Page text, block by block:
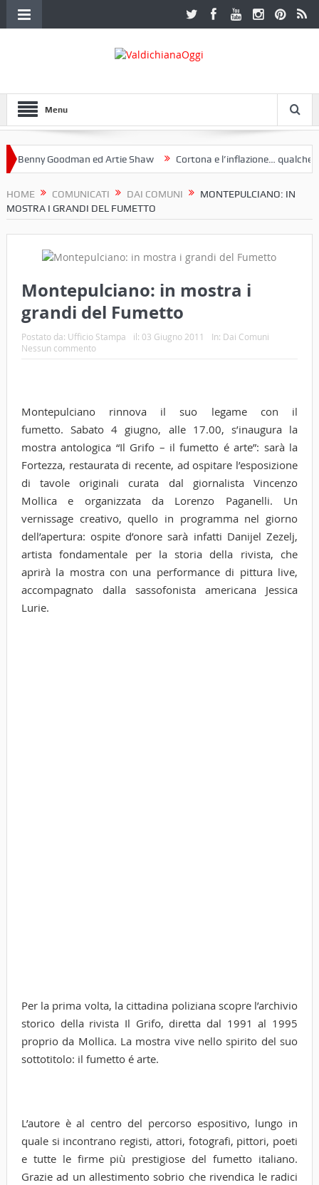
Menu
Goodman ed Artie Shaw Cortona e l’inflazione… qualche
HOME COMUNICATI DAI COMUNI
MONTEPULCIANO: IN
MOSTRA I GRANDI DEL FUMETTO
Montepulciano: in mostra i
grandi del Fumetto
Postato da: Ufficio Stampa il: 03 Giugno 2011 In: Dai Comuni
Nessun commento
Montepulciano rinnova il suo legame con il
fumetto. Sabato 4 giugno, alle 17.00, s’inaugura la
mostra antologica “Il Grifo – il fumetto é arte”: sarà la
Fortezza, restaurata di recente, ad ospitare l’esposizione
di tavole originali curata dal giornalista Vincenzo
Mollica e organizzata da Lorenzo Paganelli. Un
vernissage creativo, quello in programma nel giorno
dell’apertura: ospite d’onore sarà infatti Danijel Zezelj,
artista fondamentale per la storia della rivista, che
aprirà la mostra con una performance di pittura live,
accompagnato dalla sassofonista americana Jessica
Lurie.
Per la prima volta, la cittadina poliziana scopre l’archivio
storico della rivista Il Grifo, diretta dal 1991 al 1995
proprio da Mollica. La mostra vive nello spirito del suo
sottotitolo: il fumetto é arte.
L’autore è al centro del percorso espositivo, lungo in
quale si incontrano registi, attori, fotografi, pittori, poeti
e tutte le firme più prestigiose del fumetto italiano.
Grazie ad un allestimento sobrio che rivendica le radici